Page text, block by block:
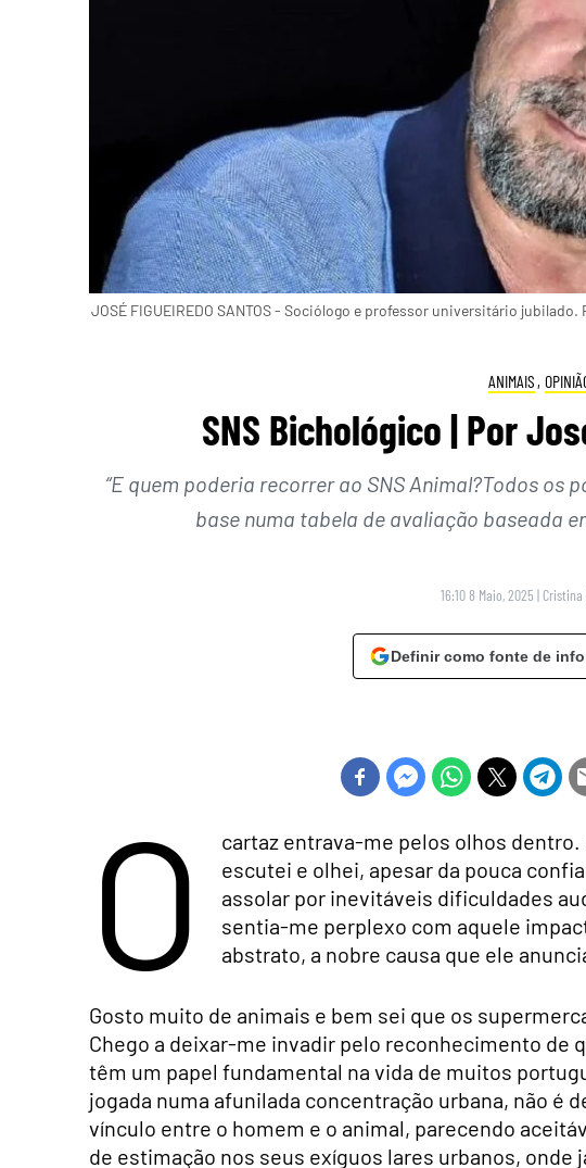
JOSÉ FIGUEIREDO SANTOS - Sociólogo e professor universitário jubilado.
ANIMAIS ,
SNS Bichológico | Por
“E quem poderia recorrer ao SNS Animal?Todos os
base numa tabela de avaliação baseada
16:10 8 Maio, 2025 | Cristina
Definir como fonte de
O
cartaz entrava-me pelos olhos
escutei e olhei, apesar da pouca
assolar por inevitáveis dificuldades
sentia-me perplexo com aquele
abstrato, a nobre causa que ele
Gosto muito de animais e bem sei que os
Chego a deixar-me invadir pelo reconhecimento de
têm um papel fundamental na vida de muitos
jogada numa afunilada concentração urbana, não é
vínculo entre o homem e o animal, parecendo
de estimação nos seus exíguos lares urbanos, onde